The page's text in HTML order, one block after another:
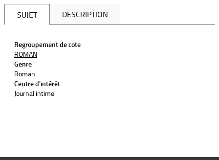
SUJET DESCRIPTION
Regroupement de cote
ROMAN
Genre
Roman
Centre d'intérêt
Journal intime